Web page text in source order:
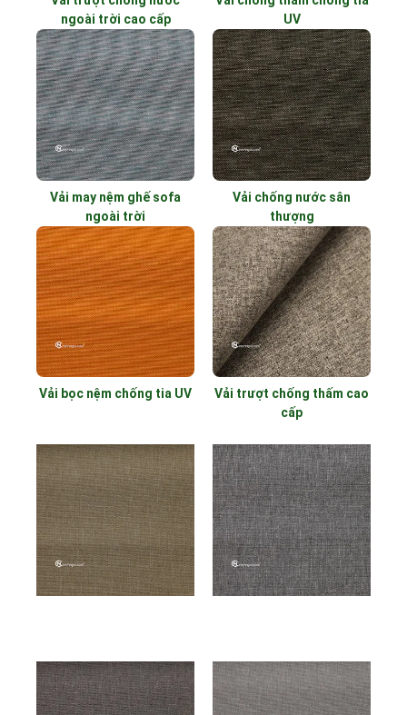
ngoài trời cao cấp
UV
Vải may nệm ghế sofa
ngoài trời
Vải chống nước sân
thượng
Vải bọc nệm chống tia UV
Vải trượt chống thấm cao
cấp